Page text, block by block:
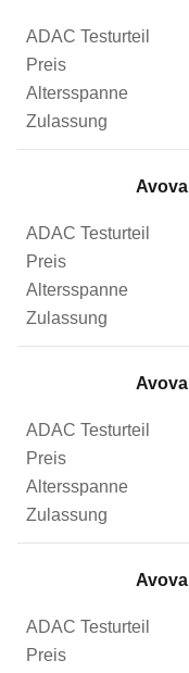
ADAC Testurteil
Preis
Zulassung
Avova
Avova
Avova